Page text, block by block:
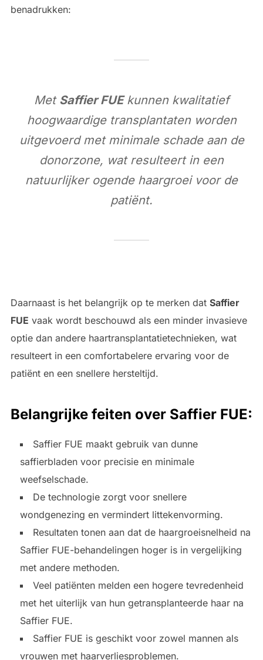
benadrukken:
Met Saffier FUEkunnen kwalitatief
hoogwaardige transplantaten worden
uitgevoerd met minimale schade aan de
donorzone, wat resulteert in een
natuurlijker ogende haargroei voor de
patiënt.
Daarnaast is het belangrijk op te merken dat Saffier
FUE vaak wordt beschouwd als een minder invasieve
optie dan andere haartransplantatietechnieken, wat
resulteert in een comfortabelere ervaring voor de
patiënt en een snellere hersteltijd.
Belangrijke feiten over Saffier FUE:
Saffier FUE maakt gebruik van dunne
saffierbladen voor precisie en minimale
weefselschade.
De technologie zorgt voor snellere
wondgenezing en vermindert littekenvorming.
Resultaten tonen aan dat de haargroeisnelheid na
Saffier FUE-behandelingen hoger is in vergelijking
met andere methoden.
Veel patiënten melden een hogere tevredenheid
met het uiterlijk van hun getransplanteerde haar na
Saffier FUE.
Saffier FUE is geschikt voor zowel mannen als
vrouwen met haarverliesproblemen.